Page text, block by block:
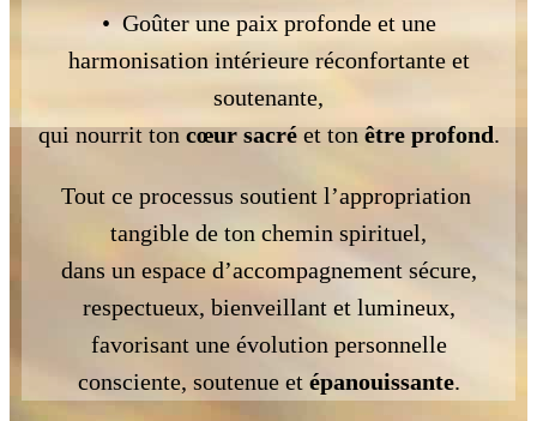
• Goûter une paix profonde et une
harmonisation intérieure réconfortante et
soutenante,
qui nourrit toncœur sacréet tonêtre profond.
Tout ce processus soutient l’appropriation
tangible de ton chemin spirituel,
dans un espace d’accompagnement sécure,
respectueux, bienveillant et lumineux,
favorisant une évolution personnelle
consciente, soutenue et épanouissante.